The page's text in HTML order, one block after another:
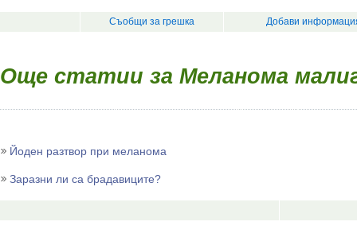
Съобщи за грешка Добави
Още статии за Меланома
Йоден разтвор при меланома
Заразни ли са брадавиците?